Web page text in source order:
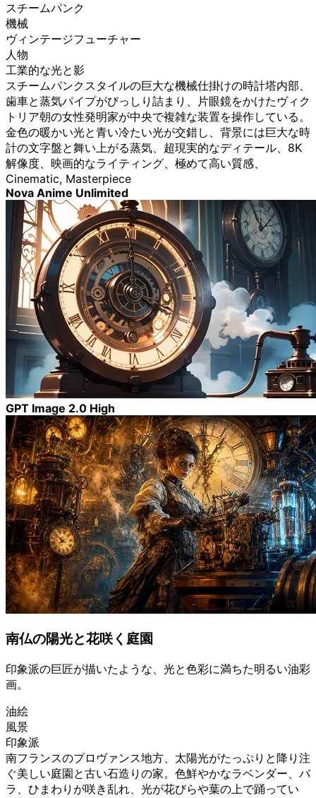
スチームパンク
機械
ヴィンテージフューチャー
人物
工業的な光と影
スチームパンクスタイルの巨大な機械仕掛けの時計塔内部、
歯車と蒸気パイプがびっしり詰まり、片眼鏡をかけたヴィク
トリア朝の女性発明家が中央で複雑な装置を操作している。
金色の暖かい光と青い冷たい光が交錯し、背景には巨大な時
計の文字盤と舞い上がる蒸気、超現実的なディテール、8K
解像度、映画的なライティング、極めて高い質感、
Cinematic, Masterpiece
Nova Anime Unlimited
GPT Image 2.0 High
南仏の陽光と花咲く庭園
印象派の巨匠が描いたような、光と色彩に満ちた明るい油彩
画。
油絵
風景
印象派
南フランスのプロヴァンス地方、太陽光がたっぷりと降り注
ぐ美しい庭園と古い石造りの家。色鮮やかなラベンダー、バ
ラ、ひまわりが咲き乱れ、光が花びらや葉の上で踊ってい